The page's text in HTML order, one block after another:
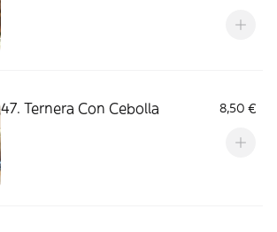
47. Ternera Con Cebolla 8,50 €